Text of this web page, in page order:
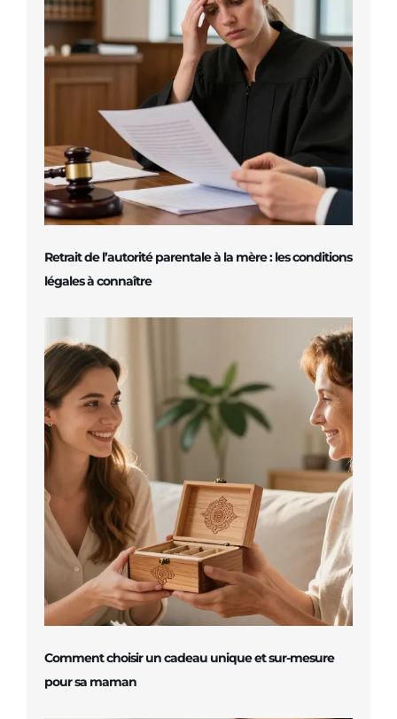
Retrait de l’autorité parentale à la mère : les conditions
légales à connaître
Comment choisir un cadeau unique et sur-mesure
pour sa maman